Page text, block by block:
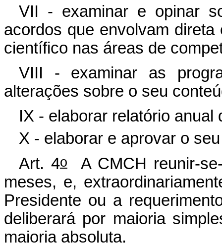
VII - examinar e opinar
acordos que envolvam
científico nas áreas de
VIII - examinar as
alterações sobre o seu
IX - elaborar relatório anual
X - elaborar e aprovar o
Art. 4oA CMCH reunir-
meses, e,
Presidente ou a
deliberará por maioria
maioria absoluta.